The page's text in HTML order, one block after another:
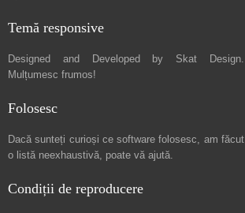
Temă responsive
Designed and Developed by Skat Design.
Mulțumesc frumos!
Folosesc
Dacă sunteți curioși ce software folosesc, am făcut
o listă neexhaustivă, poate vă ajută.
Condiții de reproducere